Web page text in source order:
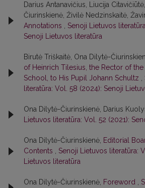
Darius Antanavičius, Liucija
Čiurinskienė, Živilė Nedzinskaitė,
Annotations , Senoji Lietuvos
Senoji Lietuvos literatūra
Birutė Triškaitė, Ona Dilytė-
of Heinrich Tilesius, the Rector of
School, to His Pupil Johann Schultz ,
literatūra: Vol. 58 (2024): Senoji
Ona Dilytė-Čiurinskienė, Darius
Lietuvos literatūra: Vol. 52 (2021):
Ona Dilytė-Čiurinskienė, Editorial
Contents , Senoji Lietuvos literatūra:
Lietuvos literatūra
Ona Dilytė-Čiurinskienė, Foreword ,